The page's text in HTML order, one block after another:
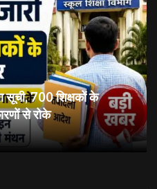
सूची, 700 शिक्षकों के
से रोके